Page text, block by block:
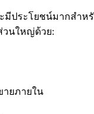
มีประโยชน์มากสําห
วนใหญ่ด้วย:
ายภายใน